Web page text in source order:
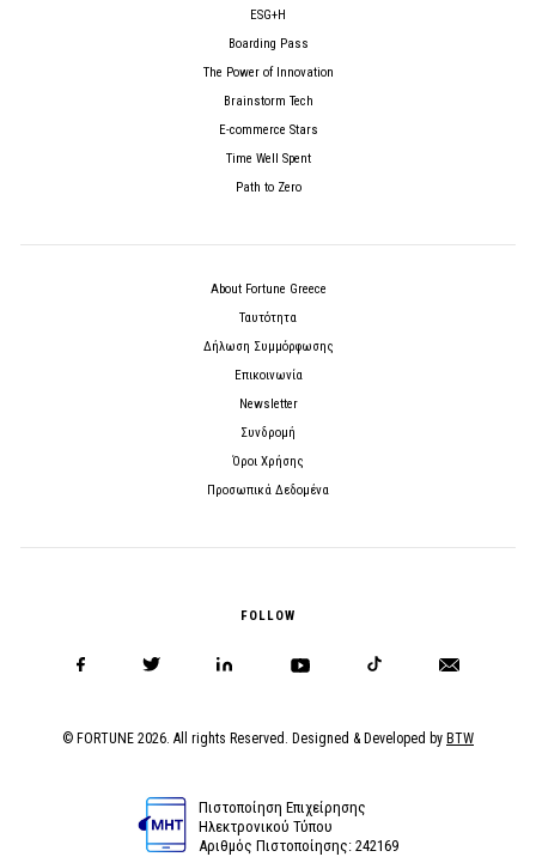
ESG+H
Boarding Pass
The Power of Innovation
Brainstorm Tech
E-commerce Stars
Time Well Spent
Path to Zero
About Fortune Greece
Ταυτότητα
Δήλωση Συμμόρφωσης
Επικοινωνία
Newsletter
Συνδρομή
Όροι Χρήσης
Προσωπικά Δεδομένα
FOLLOW
© FORTUNE 2026. All rights Reserved. Designed & Developed by BTW
Πιστοποίηση Επιχείρησης
Ηλεκτρονικού Τύπου
Αριθμός Πιστοποίησης: 242169